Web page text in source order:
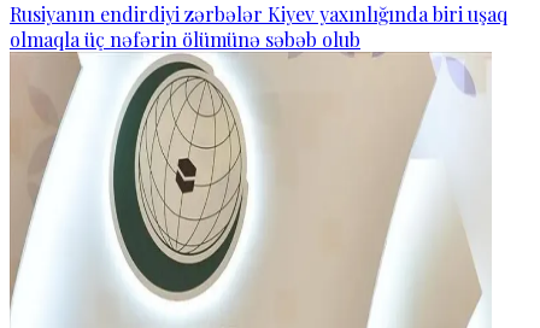
Rusiyanın endirdiyi zərbələr Kiyev yaxınlığında biri uşaq
olmaqla üç nəfərin ölümünə səbəb olub